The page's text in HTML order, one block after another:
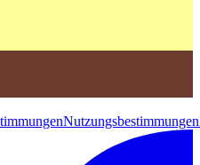
Nutzungsbestimmungen